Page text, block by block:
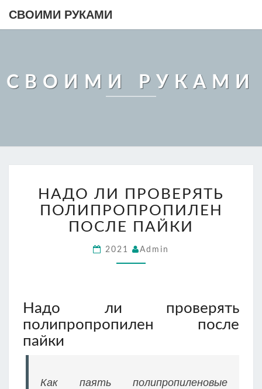
СВОИМИ РУКАМИ
СВОИМИ РУКАМИ
ЛИ
ПРОВЕРЯТЬ
ПОЛИПРОПРОПИЛЕН
ПОСЛЕ
ПАЙКИ
НАДО ЛИ ПРОВЕРЯТЬ
ПОЛИПРОПРОПИЛЕН
ПОСЛЕ ПАЙКИ
2021 Admin
Надо ли проверять
полипропропилен после
пайки
Как паять полипропиленовые